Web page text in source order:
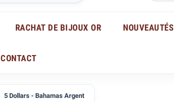
RACHAT DE BIJOUX OR NOUVEAUTÉS
CONTACT
5 Dollars - Bahamas Argent